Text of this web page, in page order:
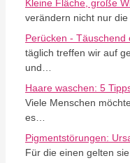
Kleine Fläche, große
verändern nicht nur
Perücken - Täuschend
täglich treffen wir auf
und…
Haare waschen: 5
Viele Menschen
es…
Pigmentstörungen:
Für die einen gelten